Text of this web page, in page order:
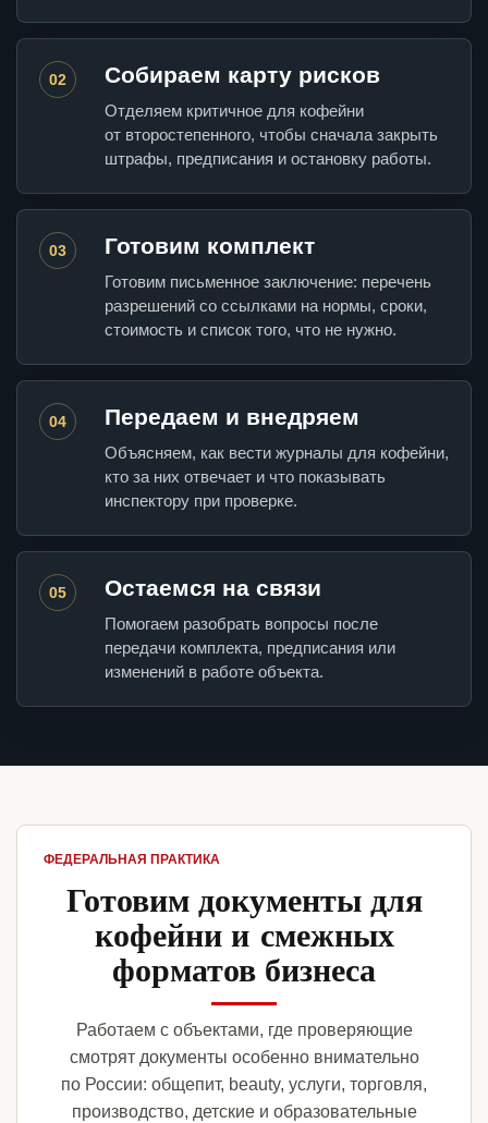
02 Собираем карту рисков
Отделяем критичное для кофейни
от второстепенного, чтобы сначала закрыть
штрафы, предписания и остановку работы.
03 Готовим комплект
Готовим письменное заключение: перечень
разрешений со ссылками на нормы, сроки,
стоимость и список того, что не нужно.
04 Передаем и внедряем
Объясняем, как вести журналы для кофейни,
кто за них отвечает и что показывать
инспектору при проверке.
05 Остаемся на связи
Помогаем разобрать вопросы после
передачи комплекта, предписания или
изменений в работе объекта.
ФЕДЕРАЛЬНАЯ ПРАКТИКА
Готовим документы для
кофейни и смежных
форматов бизнеса
Работаем с объектами, где проверяющие
смотрят документы особенно внимательно
по России: общепит, beauty, услуги, торговля,
производство, детские и образовательные